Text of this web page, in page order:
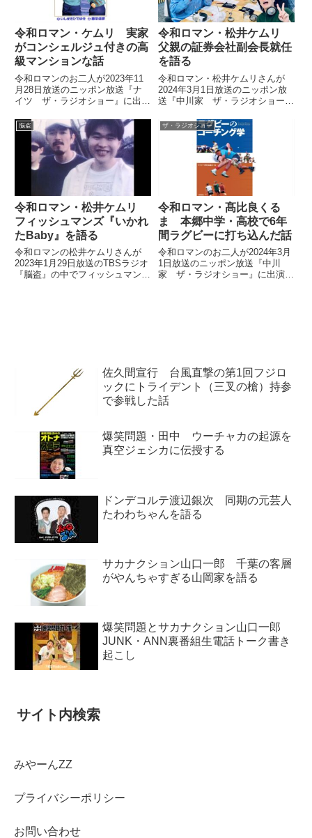
令和ロマン・ケムリ 実家
がコンシェルジュ付きの高
級マンションな話
令和ロマンのお二人が2023年11
月28日放送のニッポン放送『ナ
イツ ザ・ラジオショー』に出
ルジュ付きの高級マンションであ
る話をしていました。
令和ロマン・松井ケムリ
父親の証券会社副会長就任
を語る
令和ロマン・松井ケムリさんが
2024年3月1日放送のニッポン放
送『中川家 ザ・ラジオショー』
ら副会長になったことについて話
していました。
脳盗
令和ロマン・松井ケムリ
フィッシュマンズ『いかれ
たBaby』を語る
令和ロマンの松井ケムリさんが
2023年1月29日放送のTBSラジオ
『脳盗』の中でフィッシュマンズ
ザ・ラジオショー
令和ロマン・髙比良くる
ま 本郷中学・高校で6年
間ラグビーに打ち込んだ話
令和ロマンのお二人が2024年3月
1日放送のニッポン放送『中川
家 ザ・ラジオショー』に出演。
佐久間宣行 台風直撃の第1回フジロ
ックにトライデント（三叉の槍）持参
で参戦した話
爆笑問題・田中 ウーチャカの起源を
真空ジェシカに伝授する
ドンデコルテ渡辺銀次 同期の元芸人
たわわちゃんを語る
サカナクション山口一郎 千葉の客層
がやんちゃすぎる山岡家を語る
爆笑問題とサカナクション山口一郎
JUNK・ANN裏番組生電話トーク書き
起こし
サイト内検索
みやーんZZ
プライバシーポリシー
お問い合わせ